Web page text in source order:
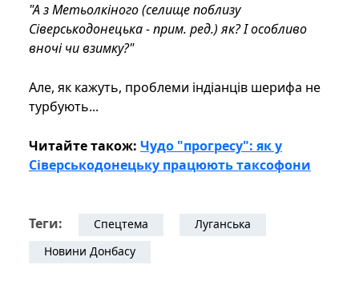
"А з Метьолкіного (селище поблизу
Сіверськодонецька - прим. ред.) як? І особливо
вночі чи взимку?"
Але, як кажуть, проблеми індіанців шерифа не
турбують...
Читайте також: Чудо "прогресу": як у
Сіверськодонецьку працюють таксофони
Теги: Спецтема
Луганська
Новини Донбасу